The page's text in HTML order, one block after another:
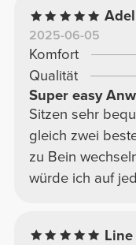
2025-06-05
Komfort
Qualität
Super easy
Sitzen sehr
gleich zwei
zu Bein
würde ich auf
Line